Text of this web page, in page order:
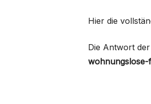
Hier die
Die Antwort